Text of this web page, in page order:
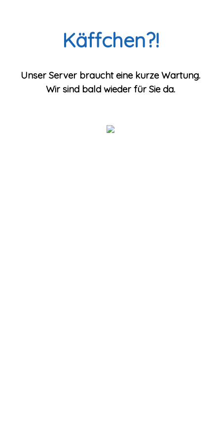
Käffchen?!
Unser Server braucht eine kurze Wartung.
Wir sind bald wieder für Sie da.